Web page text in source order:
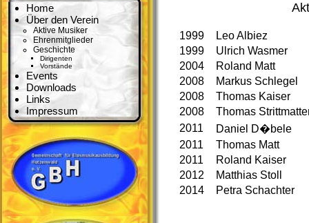
Home
Über den Verein
Aktive Musiker
Ehrenmitglieder
Geschichte
Dirigenten
Vorstände
Events
Downloads
Links
Impressum
1999
Leo Albiez
1999
Ulrich Wasmer
2004
Roland Matt
2008
Markus Schlegel
2008
Thomas Kaiser
2008
Thomas
2011
Daniel D�bele
2011
Thomas Matt
2011
Roland Kaiser
2012
Matthias Stoll
2014
Petra Schachter